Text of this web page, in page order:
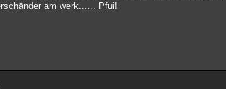
am werk...... Pfui!